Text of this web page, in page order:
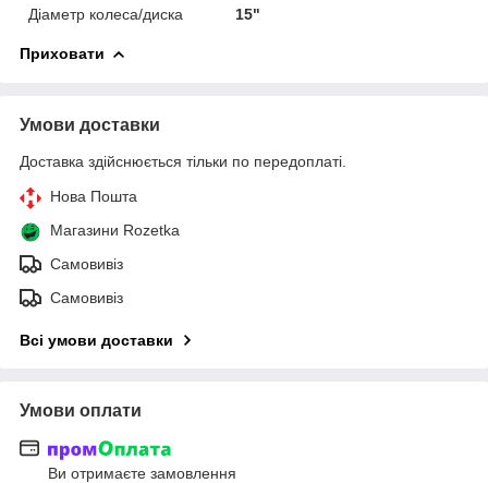
Діаметр колеса/диска
15"
Приховати
Умови доставки
Доставка здійснюється тільки по передоплаті.
Нова Пошта
Магазини Rozetka
Самовивіз
Самовивіз
Всі умови доставки
Умови оплати
Ви отримаєте замовлення